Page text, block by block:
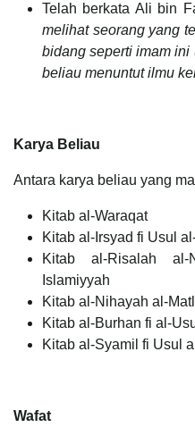
Telah berkata Ali bin
melihat seorang yang
bidang seperti imam ini
beliau menuntut ilmu
Karya Beliau
Antara karya beliau yang
Kitab al-Waraqat
Kitab al-Irsyad fi Usul
Kitab al-Risalah
Islamiyyah
Kitab al-Nihayah al-
Kitab al-Burhan fi al-
Kitab al-Syamil fi Usul
Wafat